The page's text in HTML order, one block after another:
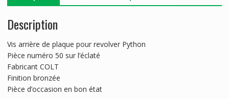
Description
Vis arrière de plaque pour revolver Python
Pièce numéro 50 sur l’éclaté
Fabricant COLT
Finition bronzée
Pièce d’occasion en bon état